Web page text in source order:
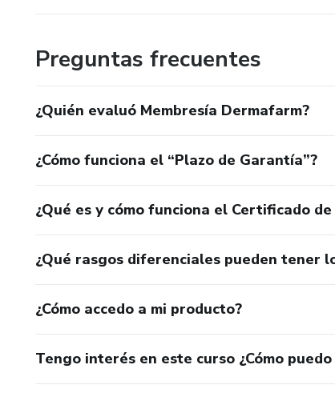
Preguntas frecuentes
¿Quién evaluó Membresía Dermafarm?
¿Cómo funciona el “Plazo de Garantía”?
¿Qué es y cómo funciona el Certificado
¿Qué rasgos diferenciales pueden tener
¿Cómo accedo a mi producto?
Tengo interés en este curso ¿Cómo